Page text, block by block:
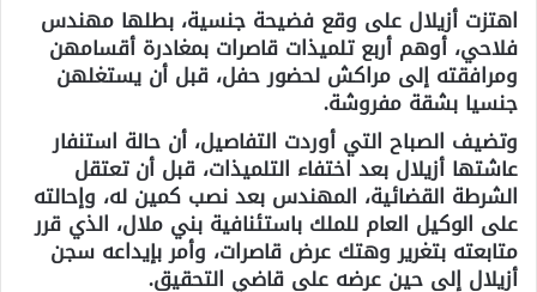
اهتزت أزيلال على وقع فضيحة جنسية، بطلها مهندس
فلاحي، أوهم أربع تلميذات قاصرات بمغادرة أقسامهن
ومرافقته إلى مراكش لحضور حفل، قبل أن يستغلهن
جنسيا بشقة مفروشة.
وتضيف الصباح التي أوردت التفاصيل، أن حالة استنفار
عاشتها أزيلال بعد اختفاء التلميذات، قبل أن تعتقل
الشرطة القضائية، المهندس بعد نصب كمين له، وإحالته
على الوكيل العام للملك باستئنافية بني ملال، الذي قرر
متابعته بتغرير وهتك عرض قاصرات، وأمر بإيداعه سجن
أزيلال إلى حين عرضه على قاضي التحقيق.